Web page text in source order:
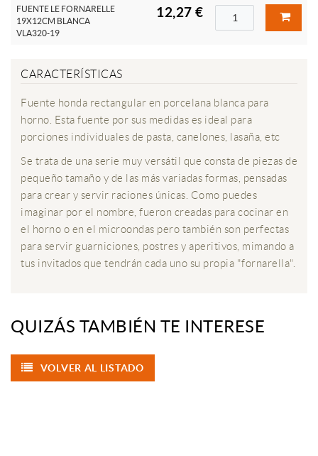
FUENTE LE FORNARELLE
19X12CM BLANCA
VLA320-19
12,27 €
CARACTERÍSTICAS
Fuente honda rectangular en porcelana blanca para
horno. Esta fuente por sus medidas es ideal para
porciones individuales de pasta, canelones, lasaña, etc
Se trata de una serie muy versátil que consta de piezas de
pequeño tamaño y de las más variadas formas, pensadas
para crear y servir raciones únicas. Como puedes
imaginar por el nombre, fueron creadas para cocinar en
el horno o en el microondas pero también son perfectas
para servir guarniciones, postres y aperitivos, mimando a
tus invitados que tendrán cada uno su propia "fornarella".
QUIZÁS TAMBIÉN TE INTERESE
VOLVER AL LISTADO